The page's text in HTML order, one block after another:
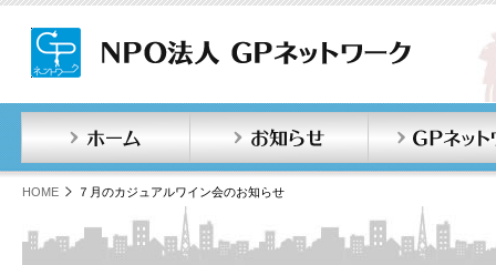
HOME ７月のカジュアルワイン会のお知らせ